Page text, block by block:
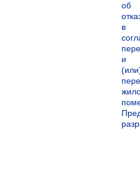
об
в
и